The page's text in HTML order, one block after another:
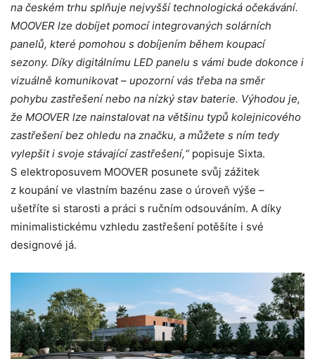
na českém trhu splňuje nejvyšší technologická očekávání.
MOOVER lze dobíjet pomocí integrovaných solárních
panelů, které pomohou s dobíjením během koupací
sezony. Díky digitálnímu LED panelu s vámi bude dokonce i
vizuálně komunikovat – upozorní vás třeba na směr
pohybu zastřešení nebo na nízký stav baterie. Výhodou je,
že MOOVER lze nainstalovat na většinu typů kolejnicového
zastřešení bez ohledu na značku, a můžete s ním tedy
vylepšit i svoje stávající zastřešení,“ popisuje Sixta.
S elektroposuvem MOOVER posunete svůj zážitek
z koupání ve vlastním bazénu zase o úroveň výše –
ušetříte si starosti a práci s ručním odsouváním. A díky
minimalistickému vzhledu zastřešení potěšíte i své
designové já.